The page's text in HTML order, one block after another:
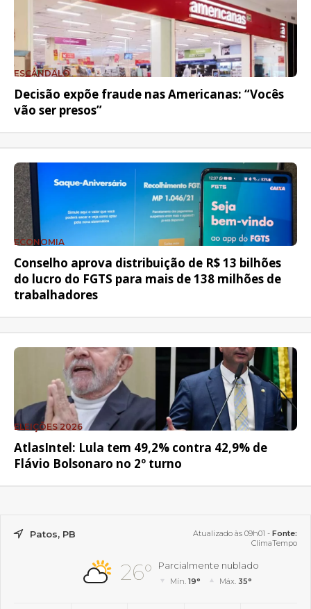
ESCÂNDALO
Decisão expõe fraude nas Americanas: “Vocês
vão ser presos”
ECONOMIA
Conselho aprova distribuição de R$ 13 bilhões
do lucro do FGTS para mais de 138 milhões de
trabalhadores
ELEIÇÕES 2026
AtlasIntel: Lula tem 49,2% contra 42,9% de
Flávio Bolsonaro no 2º turno
Patos, PB Atualizado às 09h01 - Fonte:
ClimaTempo
26° Parcialmente nublado
Mín.19° Máx. 35°